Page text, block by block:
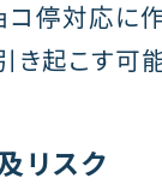
コ停対応
き起こす可
リスク